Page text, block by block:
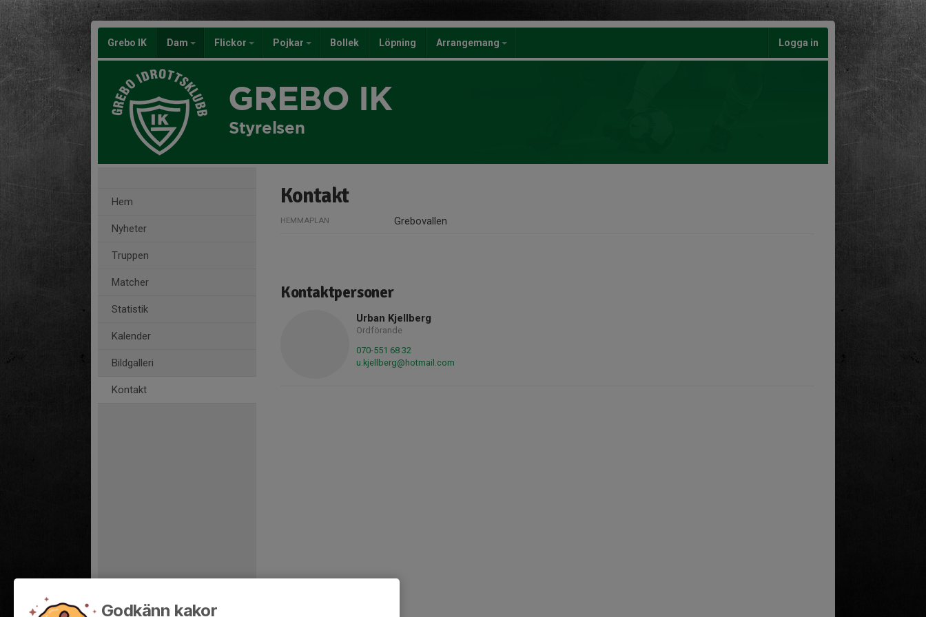
Grebo IK Dam Flickor Pojkar Bollek Löpning Arrangemang Logga in
GREBO IK
Styrelsen
Hem
Nyheter
Truppen
Matcher
Statistik
Kalender
Bildgalleri
Kontakt
Kontakt
HEMMAPLAN Grebovallen
Kontaktpersoner
Urban Kjellberg
Ordförande
070-551 68 32
u.kjellberg@hotmail.com
Godkänn kakor